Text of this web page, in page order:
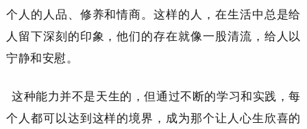
个人的人品、修养和情商。这样的人，在生活中总是给
人留下深刻的印象，他们的存在就像一股清流，给人以
宁静和安慰。
这种能力并不是天生的，但通过不断的学习和实践，每
个人都可以达到这样的境界，成为那个让人心生欣喜的